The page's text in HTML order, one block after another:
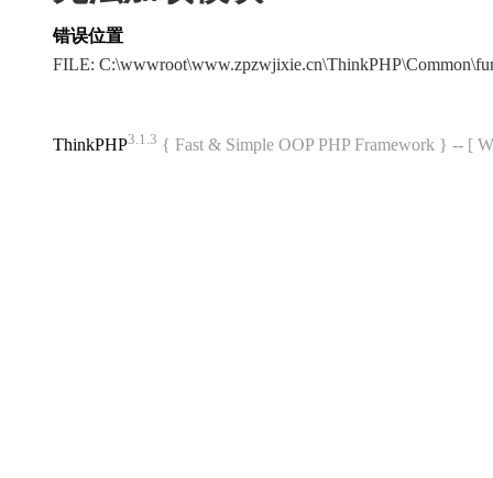
错误位置
FILE:
ThinkPHP3.1.3 { Fast & Simple OOP PHP Framework } -- [